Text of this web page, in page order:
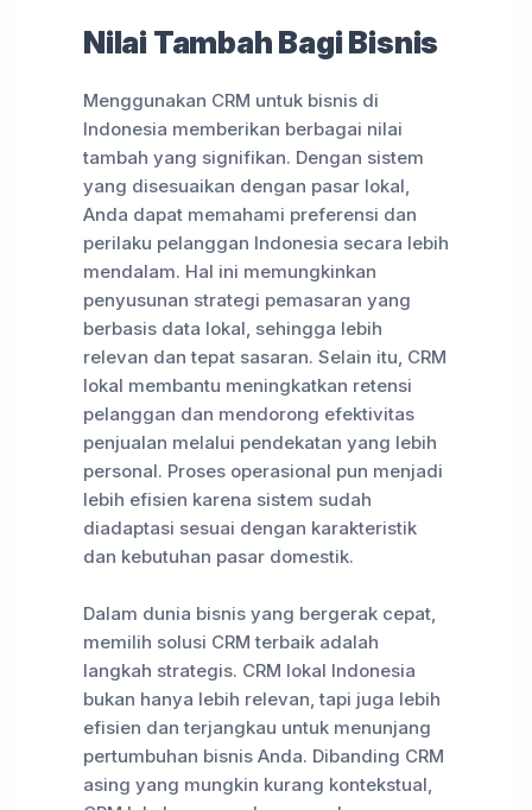
Nilai Tambah Bagi Bisnis
Menggunakan CRM untuk bisnis di
Indonesia memberikan berbagai nilai
tambah yang signifikan. Dengan sistem
yang disesuaikan dengan pasar lokal,
Anda dapat memahami preferensi dan
perilaku pelanggan Indonesia secara lebih
mendalam. Hal ini memungkinkan
penyusunan strategi pemasaran yang
berbasis data lokal, sehingga lebih
relevan dan tepat sasaran. Selain itu, CRM
lokal membantu meningkatkan retensi
pelanggan dan mendorong efektivitas
penjualan melalui pendekatan yang lebih
personal. Proses operasional pun menjadi
lebih efisien karena sistem sudah
diadaptasi sesuai dengan karakteristik
dan kebutuhan pasar domestik.
Dalam dunia bisnis yang bergerak cepat,
memilih solusi CRM terbaik adalah
langkah strategis. CRM lokal Indonesia
bukan hanya lebih relevan, tapi juga lebih
efisien dan terjangkau untuk menunjang
pertumbuhan bisnis Anda. Dibanding CRM
asing yang mungkin kurang kontekstual,